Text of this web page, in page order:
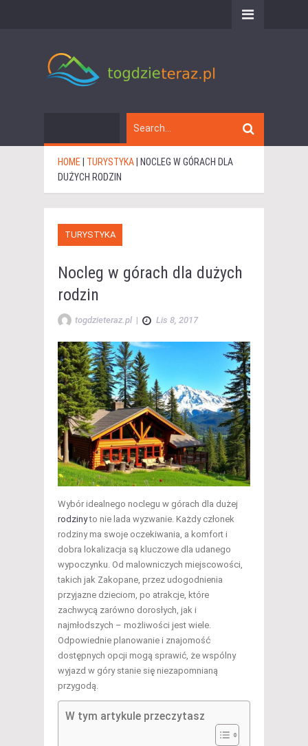
HOME TURYSTYKA
NOCLEG W GÓRACH DLA
DUŻYCH RODZIN
TURYSTYKA
Nocleg w górach dla dużych
rodzin
togdzieteraz.pl | Lis 8, 2017
Wybór idealnego noclegu w górach dla dużej
rodzinyto nie lada wyzwanie. Każdy członek
rodziny ma swoje oczekiwania, a komfort i
dobra lokalizacja są kluczowe dla udanego
wypoczynku. Od malowniczych miejscowości,
takich jak Zakopane, przez udogodnienia
przyjazne dzieciom, po atrakcje, które
zachwycą zarówno dorosłych, jak i
najmłodszych – możliwości jest wiele.
Odpowiednie planowanie i znajomość
dostępnych opcji mogą sprawić, że wspólny
wyjazd w góry stanie się niezapomnianą
przygodą.
W tym artykule przeczytasz